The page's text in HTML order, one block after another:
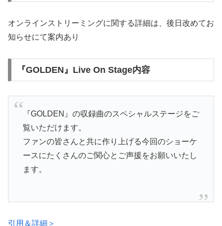
オンラインストリーミングに関する詳細は、後日改めてお
知らせにて案内あり
『GOLDEN』Live On Stage内容
『GOLDEN』の収録曲のスペシャルステージをご
覧いただけます。
ファンの皆さんと共に作り上げる今回のショーケ
ースにたくさんのご関心とご声援をお願いいたし
ます。
引用＆詳細＞